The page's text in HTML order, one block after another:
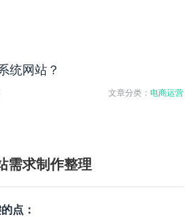
统网站？
文章分类：电商运营
需求制作整理
点：